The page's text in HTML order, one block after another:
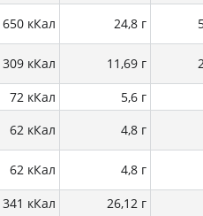
650 кКал 24,8 г
309 кКал 11,69 г
72 кКал 5,6 г
62 кКал 4,8 г
62 кКал 4,8 г
341 кКал 26,12 г